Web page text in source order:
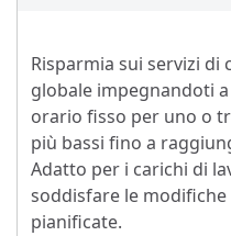
Risparmia sui servizi di
globale impegnandoti
orario fisso per uno o
più bassi fino a
Adatto per i carichi di
soddisfare le
pianificate.